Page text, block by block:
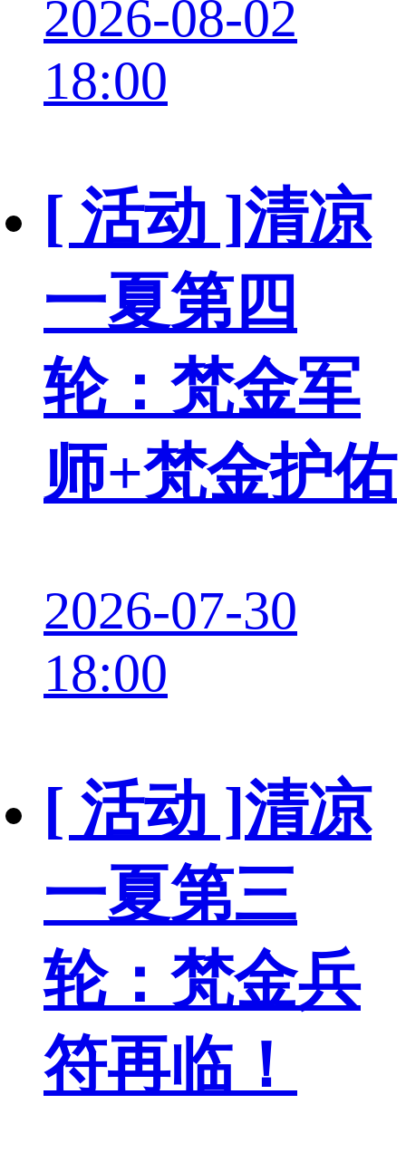
2026-08-02
18:00
[ 活动 ]清凉
一夏第四
轮：梵金军
师+梵金护佑
2026-07-30
18:00
[ 活动 ]清凉
一夏第三
轮：梵金兵
符再临！